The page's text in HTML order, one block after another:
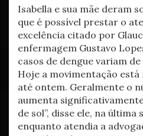
Isabella e sua mãe deram
que é possível prestar o
excelência citado por
enfermagem Gustavo
casos de dengue variam
Hoje a movimentação
até ontem. Geralmente o
aumenta
de sol”, disse ele, na última
enquanto atendia a